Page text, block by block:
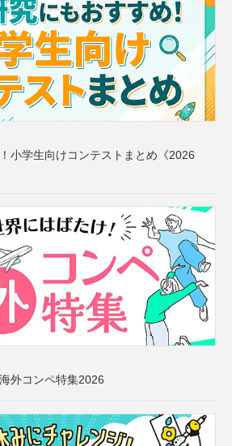
小学生向けコンテストまとめ《2026
外コンペ特集2026